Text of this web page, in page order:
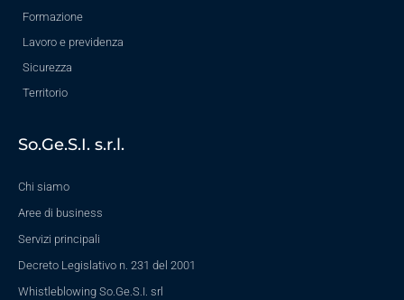
Formazione
Lavoro e previdenza
Sicurezza
Territorio
So.Ge.S.I. s.r.l.
Chi siamo
Aree di business
Servizi principali
Decreto Legislativo n. 231 del 2001
Whistleblowing So.Ge.S.I. srl